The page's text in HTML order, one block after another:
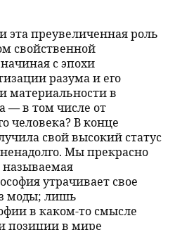
эта преувеличенная роль
свойственной
с эпохи
разума и его
материальности в
— в том числе от
человека? В конце
свой высокий статус
Мы прекрасно
называемая
утрачивает свое
моды; лишь
в каком-то смысле
позиции в мире